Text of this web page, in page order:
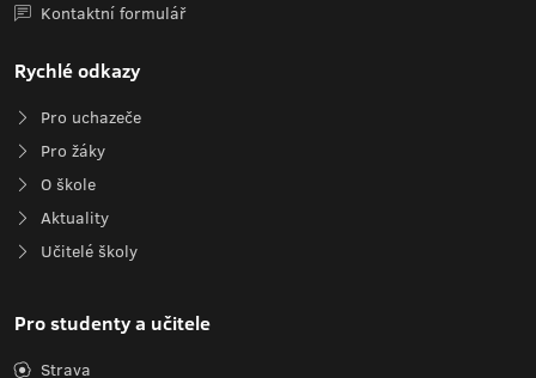
Kontaktní formulář
Rychlé odkazy
Pro uchazeče
Pro žáky
O škole
Aktuality
Učitelé školy
Pro studenty a učitele
Strava